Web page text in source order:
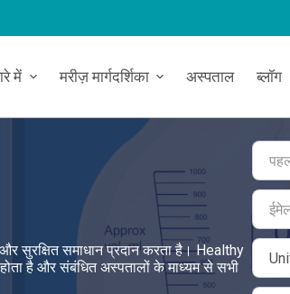
में मरीज़ मार्गदर्शिका अस्पताल ब्लॉग
सुरक्षित समाधान प्रदान करता है। Healthy
है और संबंधित अस्पतालों के माध्यम से सभी